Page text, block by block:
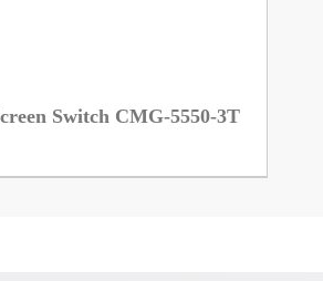
Switch CMG-5550-3T